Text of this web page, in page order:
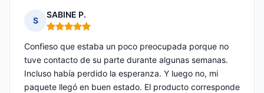
S
SABINE P.
Nota: 5 de 5
Confieso que estaba un poco preocupada porque no
tuve contacto de su parte durante algunas semanas.
Incluso había perdido la esperanza. Y luego no, mi
paquete llegó en buen estado. El producto corresponde